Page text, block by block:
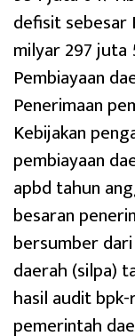
defisit sebesar
milyar 297 juta
Pembiayaan
Penerimaan
Kebijakan
pembiayaan
apbd tahun
besaran
bersumber
daerah (silpa)
hasil audit
pemerintah